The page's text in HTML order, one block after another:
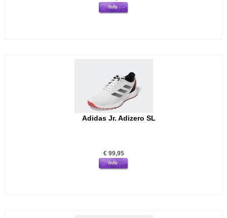
Info
Adidas Jr. Adizero SL
€ 99,95
Info